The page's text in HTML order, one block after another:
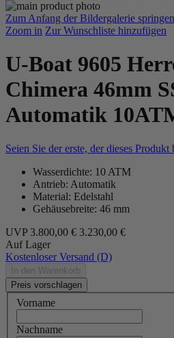
Zum Anfang der Bildergalerie springen
Zoom in Zur Wunschliste hinzufügen
U-Boat 9605
Chimera 46mm
Automatik
Seien Sie der erste, der dieses Produkt
Wasserdichte: 10 ATM
Antrieb: Automatik
Material: Edelstahl
Gehäusebreite: 46 mm
UVP 3.800,00 € 3.230,00 €
Auf Lager
Kostenloser Versand (D)
In den Warenkorb
Preis vorschlagen
Vorname
Nachname